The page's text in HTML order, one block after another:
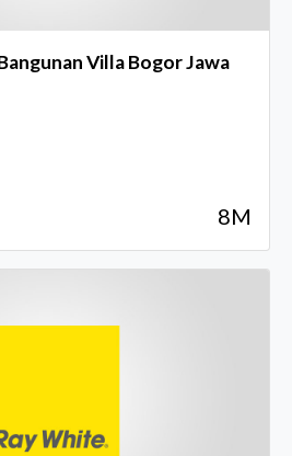
Villa Bogor Jawa
8M